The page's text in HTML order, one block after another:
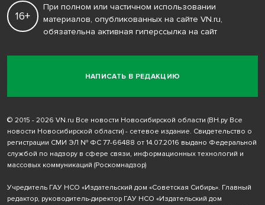
НАПИСАТЬ В РЕДАКЦИЮ
16+
При полном или частичном использовании
материалов, опубликованных на сайте VN.ru,
обязательна активная гиперссылка на сайт
© 2015 - 2026 VN.ru Все новости Новосибирской области (ВН.ру Все
новости Новосибирской области) - сетевое издание. Свидетельство о
регистрации СМИ ЭЛ № ФС 77-66488 от 14.07.2016 выдано Федеральной
службой по надзору в сфере связи, информационных технологий и
массовых коммуникаций (Роскомнадзор)
Учредитель ГАУ НСО «Издательский дом «Советская Сибирь». Главный
редактор, руководитель-директор ГАУ НСО «Издательский дом